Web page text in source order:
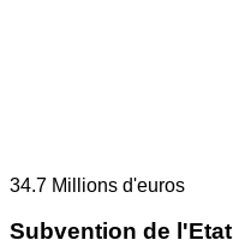
34.7 Millions d'euros
Subvention de l'Etat